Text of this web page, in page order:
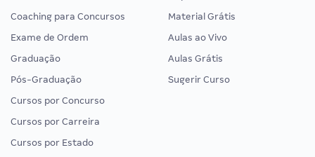
Coaching para Concursos
Exame de Ordem
Graduação
Pós-Graduação
Cursos por Concurso
Cursos por Carreira
Cursos por Estado
Material Grátis
Aulas ao Vivo
Aulas Grátis
Sugerir Curso